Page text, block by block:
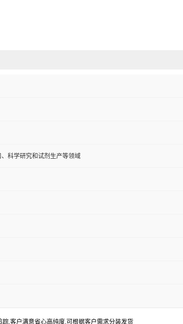
科学研究和试剂生产等领域
,客户满意省心高纯度,可根据客户需求分装发货